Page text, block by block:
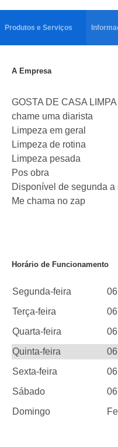
Produtos e Serviços
A Empresa
GOSTA DE CASA
chame uma diarista
Limpeza em geral
Limpeza de rotina
Limpeza pesada
Pos obra
Disponível de segunda a
Me chama no zap
Horário de Funcionamento
Segunda-feira
Terça-feira
Quarta-feira
Quinta-feira
Sexta-feira
Sábado
Domingo